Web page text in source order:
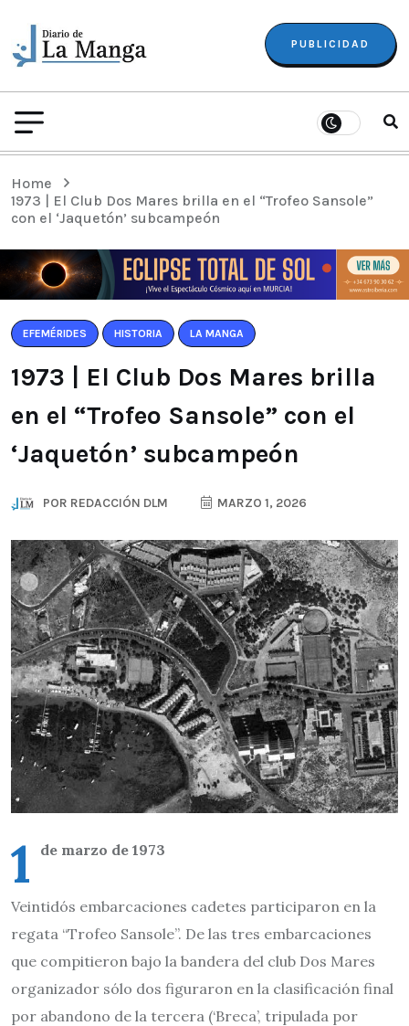
PUBLICIDAD
Home
1973 | El Club Dos Mares brilla en el “Trofeo Sansole”
con el ‘Jaquetón’ subcampeón
EFEMÉRIDES HISTORIA LA MANGA
1973 | El Club Dos Mares brilla
en el “Trofeo Sansole” con el
‘Jaquetón’ subcampeón
POR REDACCIÓN DLM MARZO 1, 2026
1 de marzo de 1973
Veintidós embarcaciones cadetes participaron en la
regata “Trofeo Sansole”. De las tres embarcaciones
que compitieron bajo la bandera del club Dos Mares
organizador sólo dos figuraron en la clasificación final
por abandono de la tercera (‘Breca’, tripulada por